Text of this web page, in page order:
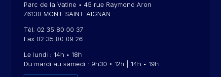
Parc de la Vatine • 45 rue Raymond Aron
76130 MONT-SAINT-AIGNAN
Tél. 02 35 80 00 37
Fax 02 35 80 09 26
Le lundi : 14h • 18h
Du mardi au samedi : 9h30 • 12h | 14h • 19h